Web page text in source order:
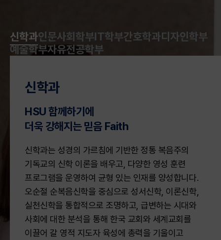
신학과인문사회학부IT학부간호학과디자인학부
예술학부자유전공학부
신학과
HSU 함께하기에
더욱 강해지는 믿음 Faith
신학과는 성경의 가르침에 기반한 정통 복음주의
기독교의 신학 이론을 배우고, 다양한 영성 훈련
프로그램을 운영하여 균형 있는 인재를 양성합니다.
오순절 순복음신학을 중심으로 성서신학, 이론신학,
실천신학을 통합적으로 조명하고, 급변하는 시대와
사회에 대한 분석을 통해 한국 교회와 세계교회를
이끌어 갈 영적 지도자 육성에 총력을 기울이고